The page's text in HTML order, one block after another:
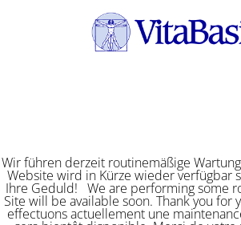
Wir führen derzeit routinemäßige
Website wird in Kürze wieder verfügbar
Ihre Geduld! We are performing some
Site will be available soon. Thank you for
effectuons actuellement une